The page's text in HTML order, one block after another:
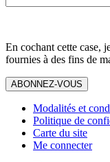
En cochant cette case,
fournies à des fins de
ABONNEZ-VOUS
Modalités et
Politique de
Carte du site
Me connecter